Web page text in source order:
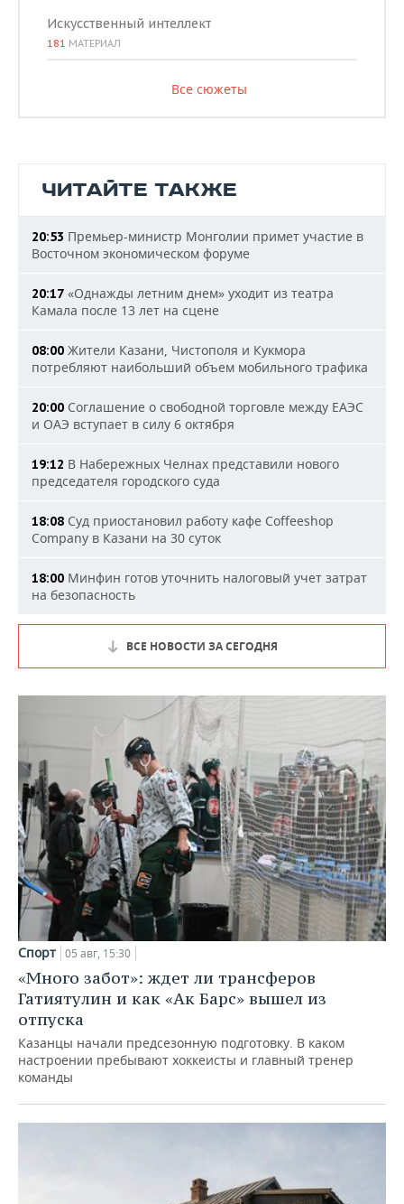
Искусственный интеллект
181 МАТЕРИАЛ
Все сюжеты
ЧИТАЙТЕ ТАКЖЕ
20:53 Премьер-министр Монголии примет участие в
Восточном экономическом форуме
20:17 «Однажды летним днем» уходит из театра
Камала после 13 лет на сцене
08:00 Жители Казани, Чистополя и Кукмора
потребляют наибольший объем мобильного трафика
20:00 Соглашение о свободной торговле между ЕАЭС
и ОАЭ вступает в силу 6 октября
19:12 В Набережных Челнах представили нового
председателя городского суда
18:08 Суд приостановил работу кафе Coffeeshop
Company в Казани на 30 суток
18:00 Минфин готов уточнить налоговый учет затрат
на безопасность
ВСЕ НОВОСТИ ЗА СЕГОДНЯ
Спорт 05 авг, 15:30
«Много забот»: ждет ли трансферов
Гатиятулин и как «Ак Барс» вышел из
отпуска
Казанцы начали предсезонную подготовку. В каком
настроении пребывают хоккеисты и главный тренер
команды